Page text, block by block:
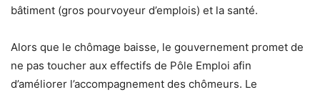
bâtiment (gros pourvoyeur d’emplois) et la santé.
Alors que le chômage baisse, le gouvernement promet de
ne pas toucher aux effectifs de Pôle Emploi afin
d’améliorer l’accompagnement des chômeurs. Le